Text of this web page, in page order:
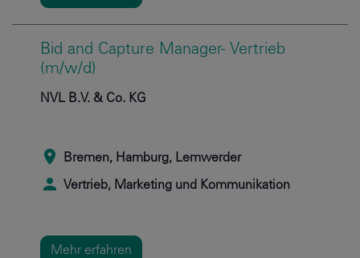
Bid and Capture Manager- Vertrieb
(m/w/d)
NVL B.V. & Co. KG
Bremen, Hamburg, Lemwerder
Vertrieb, Marketing und Kommunikation
Mehr erfahren